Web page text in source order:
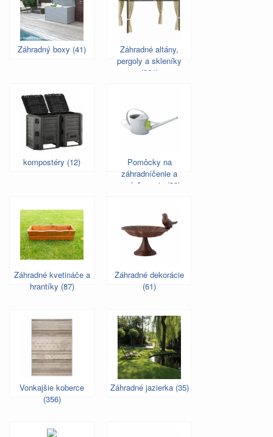
Záhradný boxy (41)
Záhradné altány,
pergoly a skleníky
(261)
kompostéry (12)
Pomôcky na
záhradníčenie a
zavlažovanie (33)
Záhradné kvetináče a
hrantíky (87)
Záhradné dekorácie
(61)
Vonkajšie koberce
(356)
Záhradné jazierka (35)